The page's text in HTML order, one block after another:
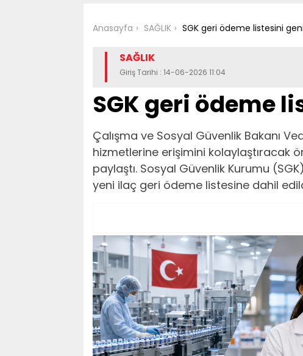
Anasayfa SAĞLIK SGK geri ödeme listesini
SAĞLIK
Giriş Tarihi : 14-06-2026 11:04
SGK geri ödeme
Çalışma ve Sosyal Güvenlik Bakanı
hizmetlerine erişimini kolaylaştıracak
paylaştı. Sosyal Güvenlik Kurumu
yeni ilaç geri ödeme listesine dahil